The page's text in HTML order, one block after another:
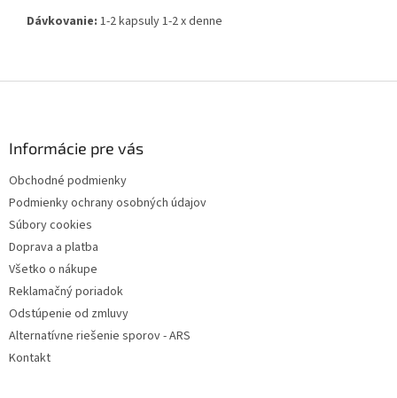
Dávkovanie: 1-2 kapsuly 1-2 x denne
Informácie pre vás
Obchodné podmienky
Podmienky ochrany osobných údajov
Súbory cookies
Doprava a platba
Všetko o nákupe
Reklamačný poriadok
Odstúpenie od zmluvy
Alternatívne riešenie sporov - ARS
Kontakt